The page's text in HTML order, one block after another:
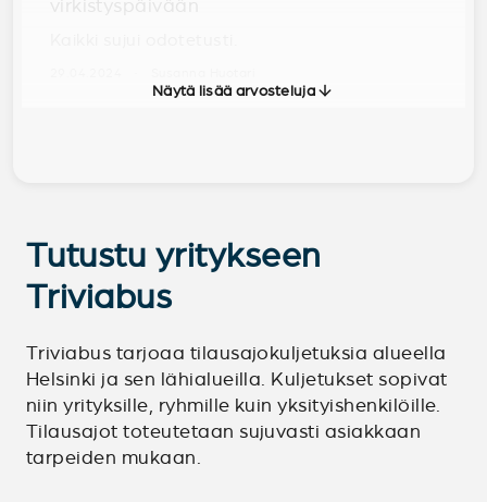
Näytä lisää arvosteluja
Tutustu yritykseen
Triviabus
Triviabus tarjoaa tilausajokuljetuksia alueella
Helsinki ja sen lähialueilla. Kuljetukset sopivat
niin yrityksille, ryhmille kuin yksityishenkilöille.
Tilausajot toteutetaan sujuvasti asiakkaan
tarpeiden mukaan.